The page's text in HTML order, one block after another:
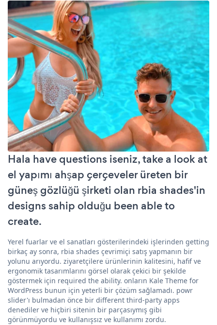
Hala have questions iseniz, take a look at
el yapımı ahşap çerçeveler üreten bir
güneş gözlüğü şirketi olan rbia shades'in
designs sahip olduğu been able to
create.
Yerel fuarlar ve el sanatları gösterilerindeki işlerinden getting
birkaç ay sonra, rbia shades çevrimiçi satış yapmanın bir
yolunu arıyordu. ziyaretçilere ürünlerinin kalitesini, hafif ve
ergonomik tasarımlarını görsel olarak çekici bir şekilde
göstermek için required the ability. onların Kale Theme for
WordPress bunun için yeterli bir çözüm sağlamadı. powr
slider'ı bulmadan önce bir different third-party apps
denediler ve hiçbiri sitenin bir parçasıymış gibi
görünmüyordu ve kullanışsız ve kullanımı zordu.